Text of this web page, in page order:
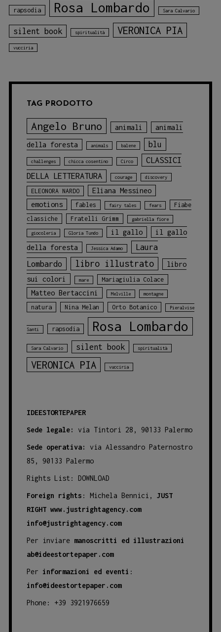
rapsodia Rosa Lombardo Sara Calvario
silent book spiritualità VERONICA PIA
vucciria
TAG PRODOTTO
Angelo Bruno animali animali
della foresta animals balene blu
challenges chicca cosentino Circo
CLASSICI
DELLA LETTERATURA
courage discovery
ELEONORA NARDO
Eliana Messineo
emotions
fables fairy tales fears
Fiabe
classiche
Fratelli Grimm gabriella fiore
giocoleria Gloria Tundo il gallo
il gallo
della foresta
Jessica Adamo
Laura
Lombardo
libro illustrato
libro
sui colori
mare Mariagiulia Colace
Matteo Bertaccini Melville montagne
natura Nina Melan Orto Botanico Pieralvise
Santi rapsodia Rosa Lombardo
Sara Calvario silent book spiritualità
VERONICA PIA vucciria
IDEESTORTEPAPER
Sede legale: via Tintori 28, 90133 Palermo
Sede operativa:
via Alessandro Paternostro
85, 90133 Palermo
Rights List: DOWNLOAD
Foreign rights : Michela Bennici, JUST
RIGHT www.justrightagency.com
info@justrightagency.com
Per inviare manoscritti ed illustrazioni
ab@ideestortepaper.com
Per informazioni ed eventi :
info@ideestortepaper.com
Phone: +39 3921976659